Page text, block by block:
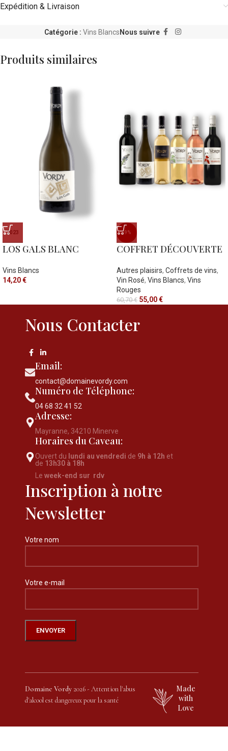
Expédition & Livraison
Catégorie : Vins BlancsNous suivre
Produits similaires
2023
LOS GALS BLANC
Vins Blancs
14,20€
-9%
COFFRET DÉCOUVERTE
Autres plaisirs, Coffrets de vins,
Vin Rosé, Vins Blancs, Vins
Rouges
60,70€ 55,00€
Nous Contacter
Email:
contact@domainevordy.com
Numéro de Téléphone:
04 68 32 41 52
Adresse:
Mayranne, 34210 Minerve
Horaires du Caveau:
Ouvert du lundi au vendredi de 9h à 12h et
de 13h30 à 18h
Leweek-end sur rdv
Inscription à notre
Newsletter
Votre nom
Votre e-mail
Domaine Vordy 2026 - Attention l'abus
d'alcool est dangereux pour la santé
Made
with
Love